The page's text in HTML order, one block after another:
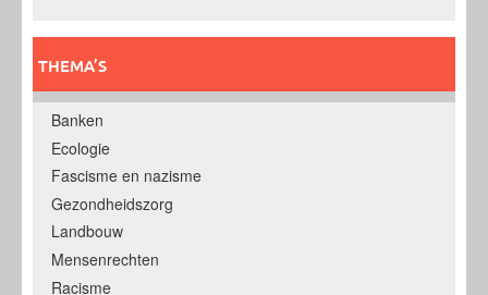
THEMA’S
Banken
Ecologie
Fascisme en nazisme
Gezondheidszorg
Landbouw
Mensenrechten
Racisme